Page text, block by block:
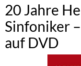
20 Jahre
Sinfoniker
auf DVD